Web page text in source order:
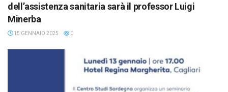
dell’assistenza sanitaria sarà il professor Luigi
Minerba
15 GENNAIO 2025 0